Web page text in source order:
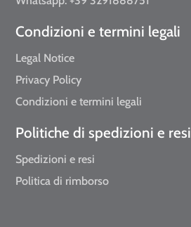
Condizioni e termini legali
Legal Notice
Privacy Policy
Condizioni e termini legali
Politiche di spedizioni e resi
Spedizioni e resi
Politica di rimborso